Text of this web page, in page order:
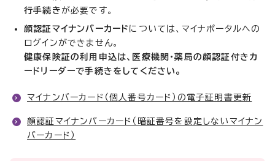
行手続き が必要です。
顔認証マイナンバーカード については、マイナポータルへの
ログインができません。
健康保険証の利用申込は、医療機関・薬局の顔認証付きカ
ードリーダーで手続きをしてください。
マイナンバーカード（個人番号カード）の電子証明書更新
顔認証マイナンバーカード（暗証番号を設定しないマイナン
バーカード）